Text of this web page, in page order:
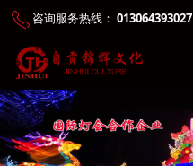
咨询服务热线： 013064393027